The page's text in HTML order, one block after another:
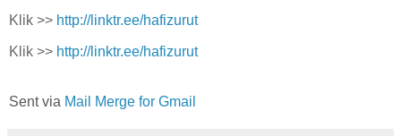
Klik >> http://linktr.ee/hafizurut
Klik >> http://linktr.ee/hafizurut
Sent via Mail Merge for Gmail